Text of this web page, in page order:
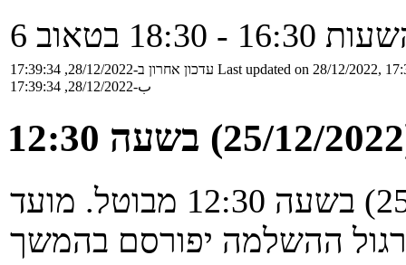
עדכון אחרון ב-28/12/2022, 17:39:34 Last updated on 28/12/2022,
ب-28/12/2022, 17:39:34
תרגול של גרישה היום (25/12/2022) בשעה 12:30 מבוטל. מועד